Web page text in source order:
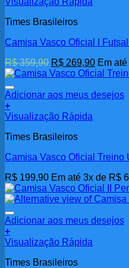
Times Brasileiros
Camisa Vasco Oficial I
R$359,90 O
preço
era:
R$ 269,90O
preço
é:
Em
Adicionar aos meus desejos
+
Visualização Rápida
Times Brasileiros
Camisa Vasco Oficial Treino
R$ 199,90 Em até 3x de R$
Adicionar aos meus desejos
+
Visualização Rápida
Times Brasileiros